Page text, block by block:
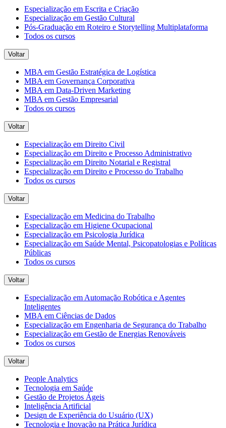
Especialização em Escrita e Criação
Especialização em Gestão Cultural
Pós-Graduação em Roteiro e Storytelling Multiplataforma
Todos os cursos
Voltar
MBA em Gestão Estratégica de Logística
MBA em Governança Corporativa
MBA em Data-Driven Marketing
MBA em Gestão Empresarial
Todos os cursos
Voltar
Especialização em Direito Civil
Especialização em Direito e Processo Administrativo
Especialização em Direito Notarial e Registral
Especialização em Direito e Processo do Trabalho
Todos os cursos
Voltar
Especialização em Medicina do Trabalho
Especialização em Higiene Ocupacional
Especialização em Psicologia Jurídica
Especialização em Saúde Mental, Psicopatologias e Políticas
Públicas
Todos os cursos
Voltar
Especialização em Automação Robótica e Agentes
Inteligentes
MBA em Ciências de Dados
Especialização em Engenharia de Segurança do Trabalho
Especialização em Gestão de Energias Renováveis
Todos os cursos
Voltar
People Analytics
Tecnologia em Saúde
Gestão de Projetos Ágeis
Inteligência Artificial
Design de Experiência do Usuário (UX)
Tecnologia e Inovação na Prática Jurídica